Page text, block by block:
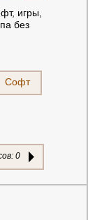
игры,
без
Софт
0